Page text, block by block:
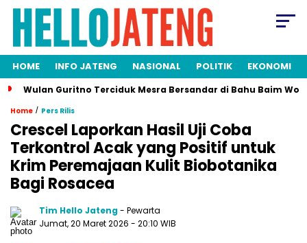
HOME INFO JATENG NASIONAL POLITIK EKONOMI
Wulan Guritno Terciduk Mesra Bersandar di Bahu Baim
Home / Pers Rilis
Crescel Laporkan Hasil Uji Coba
Terkontrol Acak yang Positif untuk
Krim Peremajaan Kulit Biobotanika
Bagi Rosacea
Tim Hello Jateng- Pewarta
Jumat, 20 Maret 2026 - 20:10 WIB